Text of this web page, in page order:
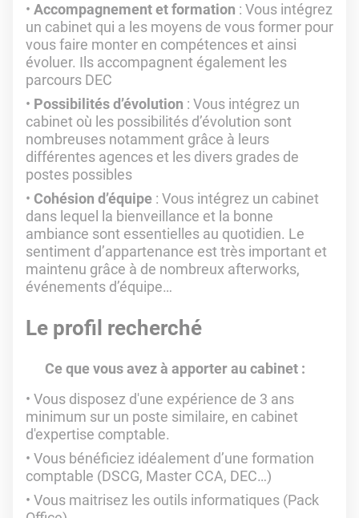
Accompagnement et formation : Vous intégrez
un cabinet qui a les moyens de vous former pour
vous faire monter en compétences et ainsi
évoluer. Ils accompagnent également les
parcours DEC
Possibilités d’évolution : Vous intégrez un
cabinet où les possibilités d’évolution sont
nombreuses notamment grâce à leurs
différentes agences et les divers grades de
postes possibles
Cohésion d’équipe : Vous intégrez un cabinet
dans lequel la bienveillance et la bonne
ambiance sont essentielles au quotidien. Le
sentiment d’appartenance est très important et
maintenu grâce à de nombreux afterworks,
événements d’équipe…
Le profil recherché
Ce que vous avez à apporter au cabinet :
Vous disposez d'une expérience de 3 ans
minimum sur un poste similaire, en cabinet
d'expertise comptable.
Vous bénéficiez idéalement d’une formation
comptable (DSCG, Master CCA, DEC…)
Vous maitrisez les outils informatiques (Pack